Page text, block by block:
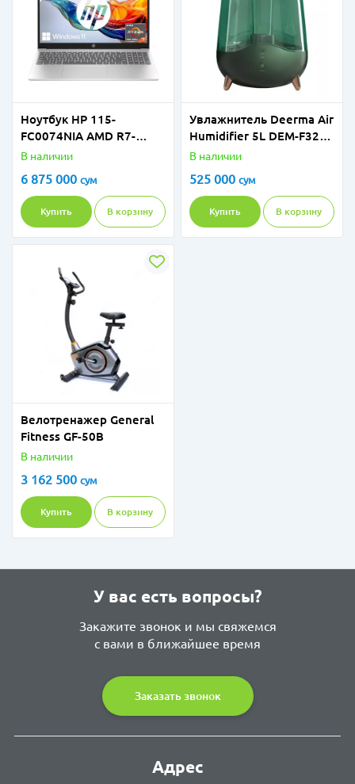
Ноутбук HP 115-
FC0074NIA AMD R7-
7730U 8GB 512GB 15,6
В наличии
6 875 000 сум
Купить В корзину
Увлажнитель Deerma Air
Humidifier 5L DEM-F329
Green
В наличии
525 000 сум
Купить В корзину
Велотренажер General
Fitness GF-50B
В наличии
3 162 500 сум
Купить В корзину
У вас есть вопросы?
Закажите звонок и мы свяжемся
с вами в ближайшее время
Заказать звонок
Адрес